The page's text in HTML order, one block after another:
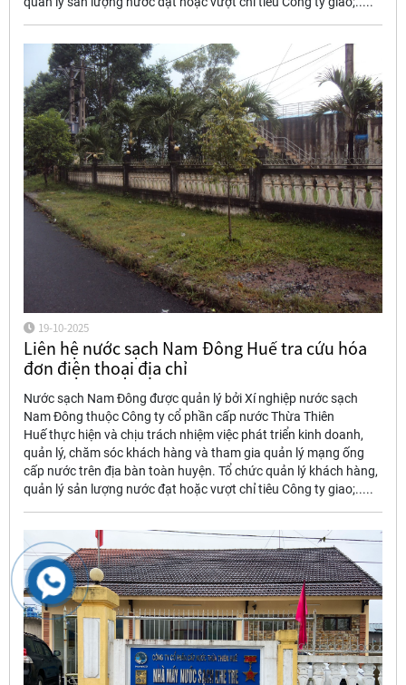
19-10-2025
Liên hệ nước sạch Nam Đông Huế tra cứu hóa
đơn điện thoại địa chỉ
Nước sạch Nam Đông được quản lý bởi Xí nghiệp nước sạch
Nam Đông thuộc Công ty cổ phần cấp nước Thừa Thiên
Huế thực hiện và chịu trách nhiệm việc phát triển kinh doanh,
quản lý, chăm sóc khách hàng và tham gia quản lý mạng ống
cấp nước trên địa bàn toàn huyện. Tổ chức quản lý khách hàng,
quản lý sản lượng nước đạt hoặc vượt chỉ tiêu Công ty giao;.....